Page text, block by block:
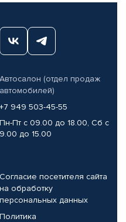
Автосалон (отдел продаж
автомобилей)
+7 949 503-45-55
Пн-Пт с 09.00 до 18.00, Сб с
9.00 до 15.00
Согласие посетителя сайта
на обработку
персональных данных
Политика